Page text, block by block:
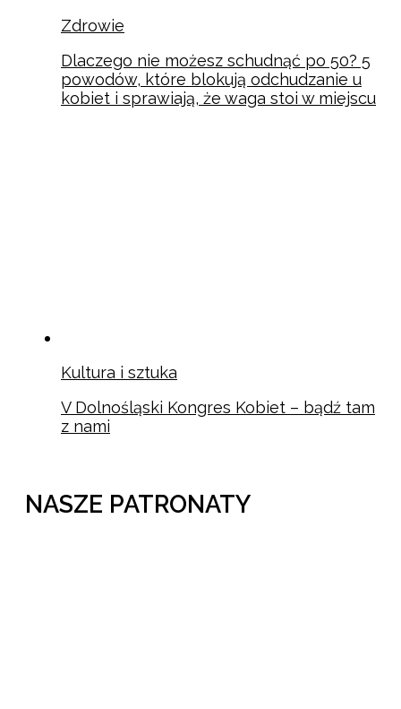
Zdrowie
Dlaczego nie możesz schudnąć po 50? 5
powodów, które blokują odchudzanie u
kobiet i sprawiają, że waga stoi w miejscu
Kultura i sztuka
V Dolnośląski Kongres Kobiet – bądź tam
z nami
NASZE PATRONATY